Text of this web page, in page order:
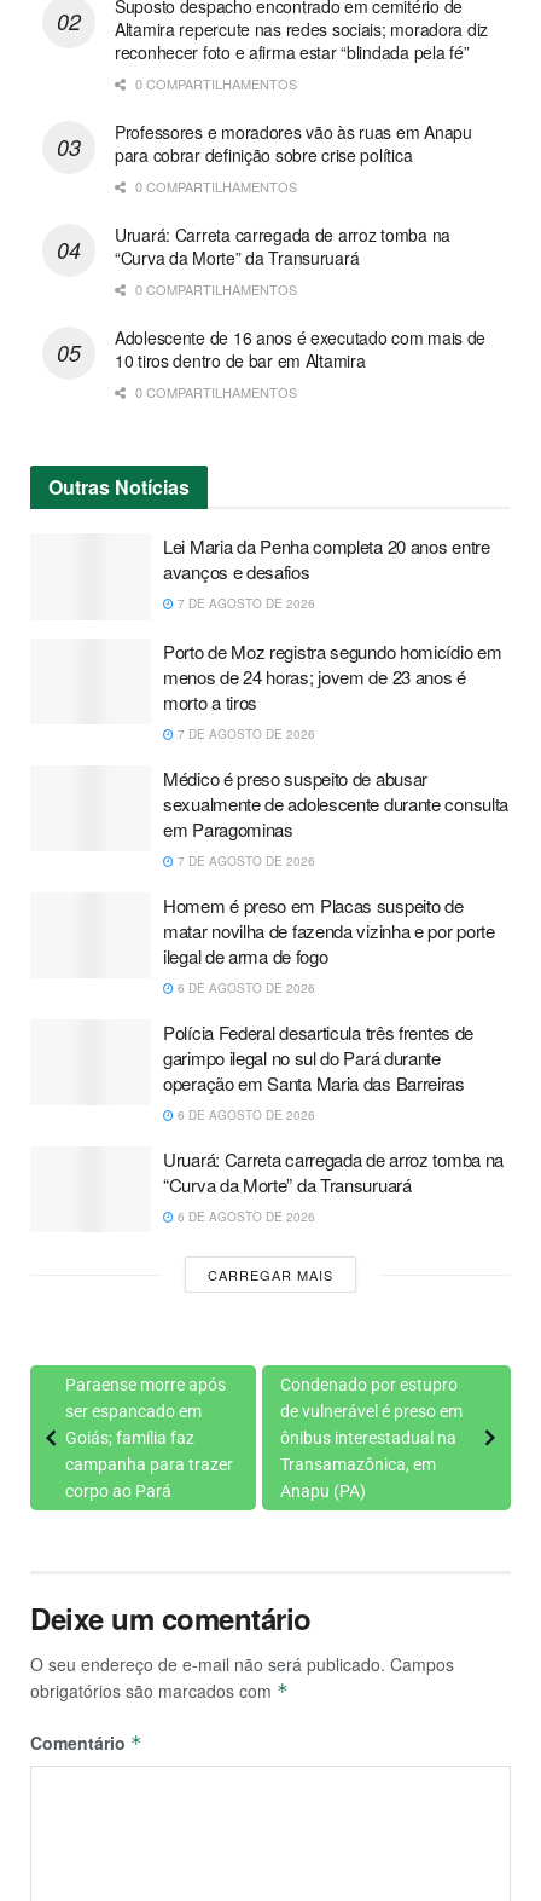
Suposto despacho encontrado em cemitério de
Altamira repercute nas redes sociais; moradora diz
reconhecer foto e afirma estar “blindada pela fé”
0 COMPARTILHAMENTOS
Professores e moradores vão às ruas em Anapu
para cobrar definição sobre crise política
0 COMPARTILHAMENTOS
Uruará: Carreta carregada de arroz tomba na
“Curva da Morte” da Transuruará
0 COMPARTILHAMENTOS
Adolescente de 16 anos é executado com mais de
10 tiros dentro de bar em Altamira
0 COMPARTILHAMENTOS
Outras Notícias
Lei Maria da Penha completa 20 anos entre
avanços e desafios
7 DE AGOSTO DE 2026
Porto de Moz registra segundo homicídio em
menos de 24 horas; jovem de 23 anos é
morto a tiros
7 DE AGOSTO DE 2026
Médico é preso suspeito de abusar
sexualmente de adolescente durante consulta
em Paragominas
7 DE AGOSTO DE 2026
Homem é preso em Placas suspeito de
matar novilha de fazenda vizinha e por porte
ilegal de arma de fogo
6 DE AGOSTO DE 2026
Polícia Federal desarticula três frentes de
garimpo ilegal no sul do Pará durante
operação em Santa Maria das Barreiras
6 DE AGOSTO DE 2026
Uruará: Carreta carregada de arroz tomba na
“Curva da Morte” da Transuruará
6 DE AGOSTO DE 2026
CARREGAR MAIS
Paraense morre após
ser espancado em
Goiás; família faz
campanha para trazer
corpo ao Pará
Condenado por estupro
de vulnerável é preso em
ônibus interestadual na
Transamazônica, em
Anapu (PA)
Deixe um comentário
O seu endereço de e-mail não será publicado. Campos
obrigatórios são marcados com *
Comentário *